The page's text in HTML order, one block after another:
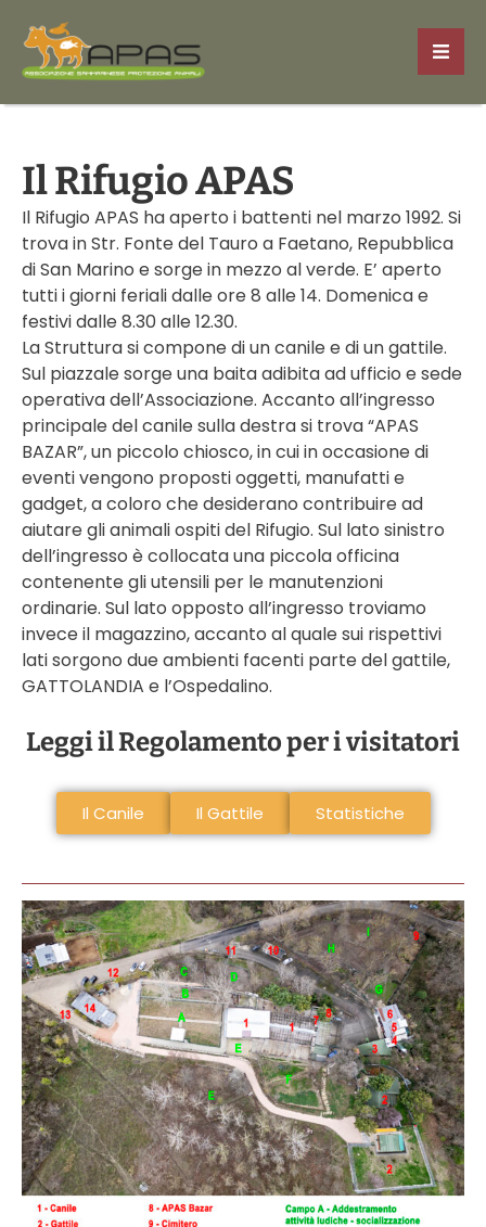
Il Rifugio APAS
Il Rifugio APAS ha aperto i battenti nel marzo 1992. Si
trova in Str. Fonte del Tauro a Faetano, Repubblica
di San Marino e sorge in mezzo al verde. E’ aperto
tutti i giorni feriali dalle ore 8 alle 14. Domenica e
festivi dalle 8.30 alle 12.30.
La Struttura si compone di un canile e di un gattile.
Sul piazzale sorge una baita adibita ad ufficio e sede
operativa dell’Associazione. Accanto all’ingresso
principale del canile sulla destra si trova “APAS
BAZAR”, un piccolo chiosco, in cui in occasione di
eventi vengono proposti oggetti, manufatti e
gadget, a coloro che desiderano contribuire ad
aiutare gli animali ospiti del Rifugio. Sul lato sinistro
dell’ingresso è collocata una piccola officina
contenente gli utensili per le manutenzioni
ordinarie. Sul lato opposto all’ingresso troviamo
invece il magazzino, accanto al quale sui rispettivi
lati sorgono due ambienti facenti parte del gattile,
GATTOLANDIA e l’Ospedalino.
Leggi il Regolamento per i visitatori
Il Canile Il Gattile Statistiche